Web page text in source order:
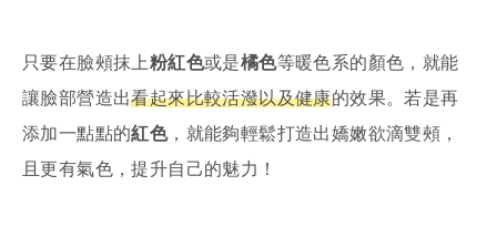
只要在臉頰抹上粉紅色或是橘色等暖色系的顏色，就能
讓臉部營造出看起來比較活潑以及健康的效果。若是再
添加一點點的紅色，就能夠輕鬆打造出嬌嫩欲滴雙頰，
且更有氣色，提升自己的魅力！